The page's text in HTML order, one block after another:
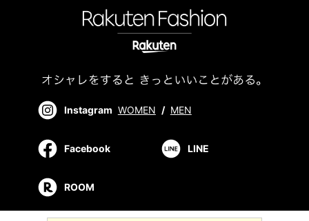
Instagram WOMEN / MEN
Facebook LINE
ROOM